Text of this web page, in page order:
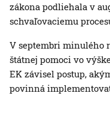
zákona podliehala v
schvaľovaciemu
V septembri minulého
štátnej pomoci vo
EK závisel postup,
povinná